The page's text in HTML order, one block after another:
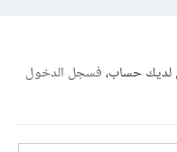
لديك حساب،فسجل الدخول